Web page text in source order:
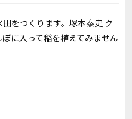
をつくります。塚本泰史 ク
に入って稲を植えてみません